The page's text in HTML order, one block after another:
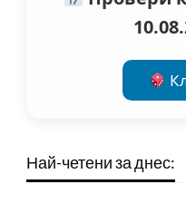
Най-четени за днес: